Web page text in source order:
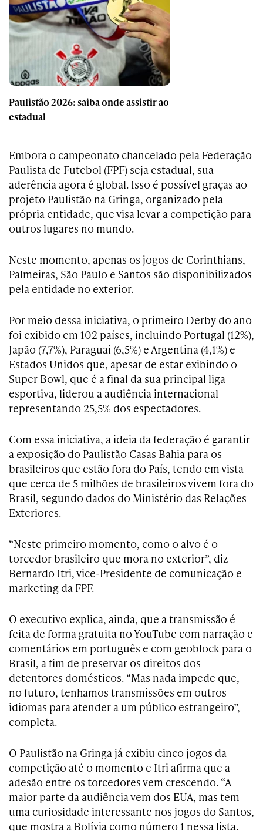
Paulistão 2026: saiba onde assistir ao
estadual
Embora o campeonato chancelado pela Federação
Paulista de Futebol (FPF) seja estadual, sua
aderência agora é global. Isso é possível graças ao
projeto Paulistão na Gringa, organizado pela
própria entidade, que visa levar a competição para
outros lugares no mundo.
Neste momento, apenas os jogos de Corinthians,
Palmeiras, São Paulo e Santos são disponibilizados
pela entidade no exterior.
Por meio dessa iniciativa, o primeiro Derby do ano
foi exibido em 102 países, incluindo Portugal (12%),
Japão (7,7%), Paraguai (6,5%) e Argentina (4,1%) e
Estados Unidos que, apesar de estar exibindo o
Super Bowl, que é a final da sua principal liga
esportiva, liderou a audiência internacional
representando 25,5% dos espectadores.
Com essa iniciativa, a ideia da federação é garantir
a exposição do Paulistão Casas Bahia para os
brasileiros que estão fora do País, tendo em vista
que cerca de 5 milhões de brasileiros vivem fora do
Brasil, segundo dados do Ministério das Relações
Exteriores.
“Neste primeiro momento, como o alvo é o
torcedor brasileiro que mora no exterior”, diz
Bernardo Itri, vice-Presidente de comunicação e
marketing da FPF.
O executivo explica, ainda, que a transmissão é
feita de forma gratuita no YouTube com narração e
comentários em português e com geoblock para o
Brasil, a fim de preservar os direitos dos
detentores domésticos. “Mas nada impede que,
no futuro, tenhamos transmissões em outros
idiomas para atender a um público estrangeiro”,
completa.
O Paulistão na Gringa já exibiu cinco jogos da
competição até o momento e Itri afirma que a
adesão entre os torcedores vem crescendo. “A
maior parte da audiência vem dos EUA, mas tem
uma curiosidade interessante nos jogos do Santos,
que mostra a Bolívia como número 1 nessa lista.